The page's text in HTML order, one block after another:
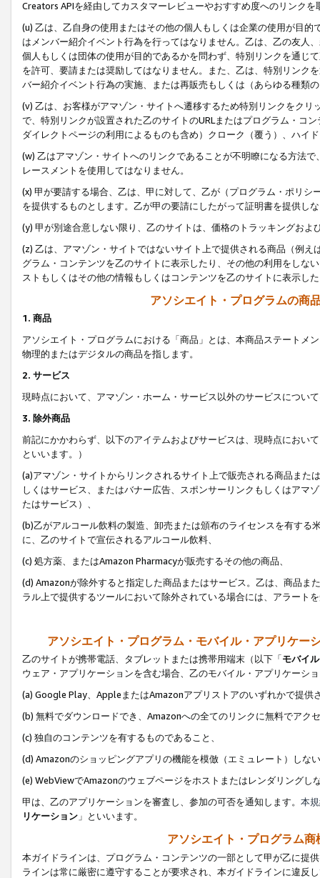
Creators APIを経由してカスタマーレビューやおすすめ度へのリンクを
(u) 乙は、乙自身の使用またはその他の個人もしくは企業の使用が目
はメンバー紹介イベント行為を行ってはなりません。乙は、乙の友人
個人もしくは団体の使用が目的であるかを問わず、特別リンクを通じ
を許可、要請または奨励してはなりません。また、乙は、特別リンク
バー紹介イベント行為の実施、または再販売もしくは（あらゆる種類
(v) 乙は、お客様がアマゾン・サイトへ遷移するため特別リンクをク
で、特別リンクが設置された乙のサイトのURLまたはプログラム・コ
ダイレクトページの利用によるものも含め）クローク（覆う）、ハイ
(w) 乙はアマゾン・サイトへのリンクであることが不明瞭になる方法
レースメントを使用してはなりません。
(x) 甲が要請する場合、乙は、甲に対して、乙が（プログラム・ポリ
を提供するものとします。乙が甲の要請にしたがって証明書を提供し
(y) 甲が別途合意しない限り、乙のサイトは、価格のトラッキングお
(z) 乙は、アマゾン・サイトではないサイト上で提供される商品（例
グラム・コンテンツを乙のサイトに表示したり、その他の利用をしな
ストもしくはその他の情報もしくはコンテンツを乙のサイトに表示し
アソシエイト・プログラムの商
1. 商品
アソシエイト・プログラムにおける「商品」とは、本商品ステートメ
物理的またはデジタルの商品を指します。
2. サービス
現時点において、アマゾン・ホーム・サービス以外のサービスについ
3. 除外商品
前記にかかわらず、以下のアイテムおよびサービスは、現時点におい
といいます。）
(a)アマゾン・サイトからリンクされるサイト上で販売される商品ま
しくはサービス、またはバナー広告、スポンサーリンクもしくはアマ
たはサービス）、
(b)乙がアルコール飲料の製造、卸売または頒布のライセンスを有す
に、乙のサイトで宣伝されるアルコール飲料、
(c) 処方薬、またはAmazon Pharmacyが販売するその他の商品、
(d) Amazonが除外すると指定した商品またはサービス。乙は、商品ま
ラル上で提供するツールにおいて除外されている場合には、アラート
アソシエイト・プログラム・モバイル・アプリケー
乙のサイトが携帯電話、タブレットまたは携帯用端末（以下「モバイ
ウェア・アプリケーションを含む場合、乙のモバイル・アプリケーシ
(a) Google Play、AppleまたはAmazonアプリストアのいずれかで提供
(b) 無料でダウンロードでき、Amazonへの全てのリンクに無料でアク
(c) 独自のコンテンツを有するものであること、
(d) Amazonのショッピングアプリの機能を模倣（エミュレート）しな
(e) WebViewでAmazonのウェブページをホストまたはレンダリングし
甲は、乙のアプリケーションを審査し、参加の可否を通知します。 本
リケーション 」といいます。
アソシエイト・プログラム
本ガイドラインは、プログラム・コンテンツの一部として甲が乙に提
ラインは常に厳密に遵守することが要求され、本ガイドラインに違反